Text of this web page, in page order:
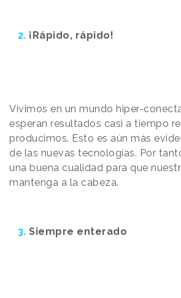
2. ¡Rápido, rápido!
Vivimos en un mundo hiper-
esperan resultados casi a tiempo
producimos. Esto es aún más
de las nuevas tecnologías. Por
una buena cualidad para que
mantenga a la cabeza.
3. Siempre enterado